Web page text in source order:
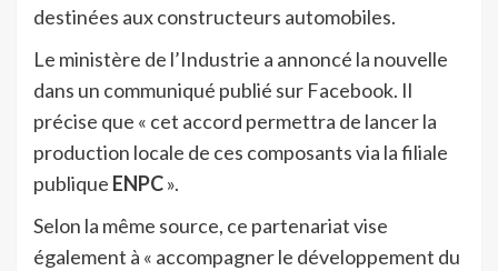
destinées aux constructeurs automobiles.
Le ministère de l’Industrie a annoncé la nouvelle
dans un communiqué publié sur Facebook. Il
précise que « cet accord permettra de lancer la
production locale de ces composants via la filiale
publique ENPC».
Selon la même source, ce partenariat vise
également à « accompagner le développement du